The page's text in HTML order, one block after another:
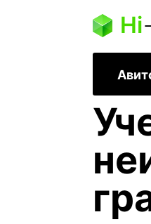
Hi-